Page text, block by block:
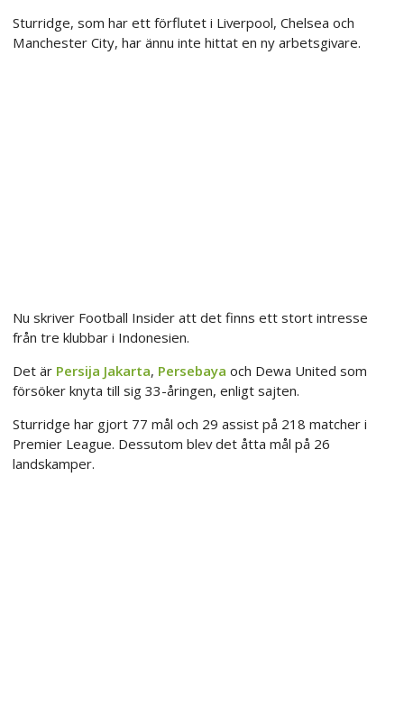
Sturridge, som har ett förflutet i Liverpool, Chelsea och
Manchester City, har ännu inte hittat en ny arbetsgivare.
Nu skriver Football Insider att det finns ett stort intresse
från tre klubbar i Indonesien.
Det är Persija Jakarta, Persebaya och Dewa United som
försöker knyta till sig 33-åringen, enligt sajten.
Sturridge har gjort 77 mål och 29 assist på 218 matcher i
Premier League. Dessutom blev det åtta mål på 26
landskamper.